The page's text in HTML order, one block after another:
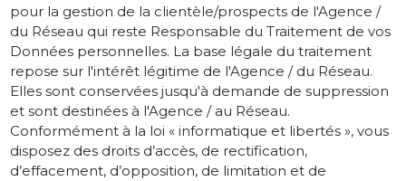
pour la gestion de la clientèle/prospects de l'Agence /
du Réseau qui reste Responsable du Traitement de vos
Données personnelles. La base légale du traitement
repose sur l'intérêt légitime de l'Agence / du Réseau.
Elles sont conservées jusqu'à demande de suppression
et sont destinées à l'Agence / au Réseau.
Conformément à la loi « informatique et libertés », vous
disposez des droits d’accès, de rectification,
d’effacement, d’opposition, de limitation et de